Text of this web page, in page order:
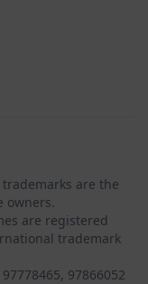
are the
owners.
are registered
trademark
97866052